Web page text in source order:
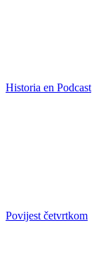
Historia en Podcast
Povijest četvrtkom